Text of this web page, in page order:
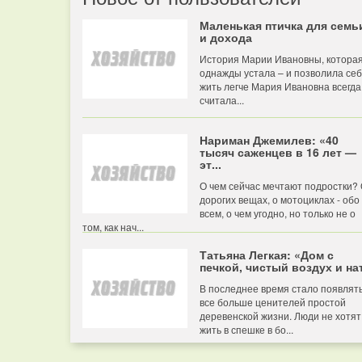
Маленькая птичка для
и дохода
История Марии Ивановны, которая
однажды устала – и позволила
жить легче Мария Ивановна всегда
считала...
Нариман Джемилев: «40
тысяч саженцев в 16 лет —
эт...
О чем сейчас мечтают подростки?
дорогих вещах, о мотоциклах - обо
всем, о чем угодно, но только не о
том, как нач...
Татьяна Легкая: «Дом с
печкой, чистый воздух и
В последнее время стало
все больше ценителей простой
деревенской жизни. Люди не хотят
жить в спешке в бо...